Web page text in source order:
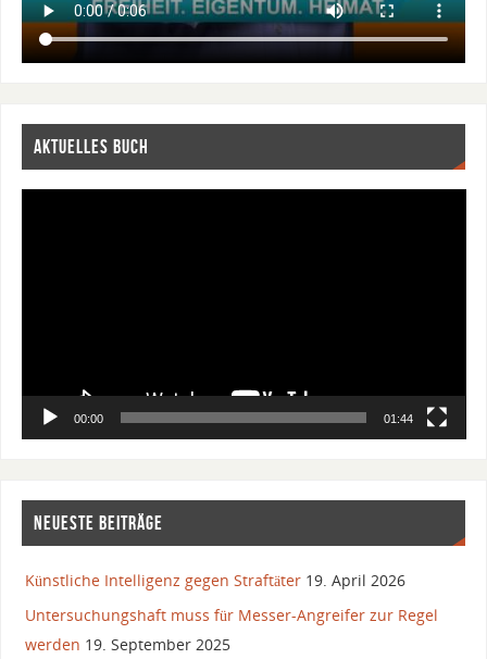
AKTUELLES BUCH
00:00 01:44
NEUESTE BEITRÄGE
Künstliche Intelligenz gegen Straftäter 19. April 2026
Untersuchungshaft muss für Messer-Angreifer zur Regel
werden 19. September 2025